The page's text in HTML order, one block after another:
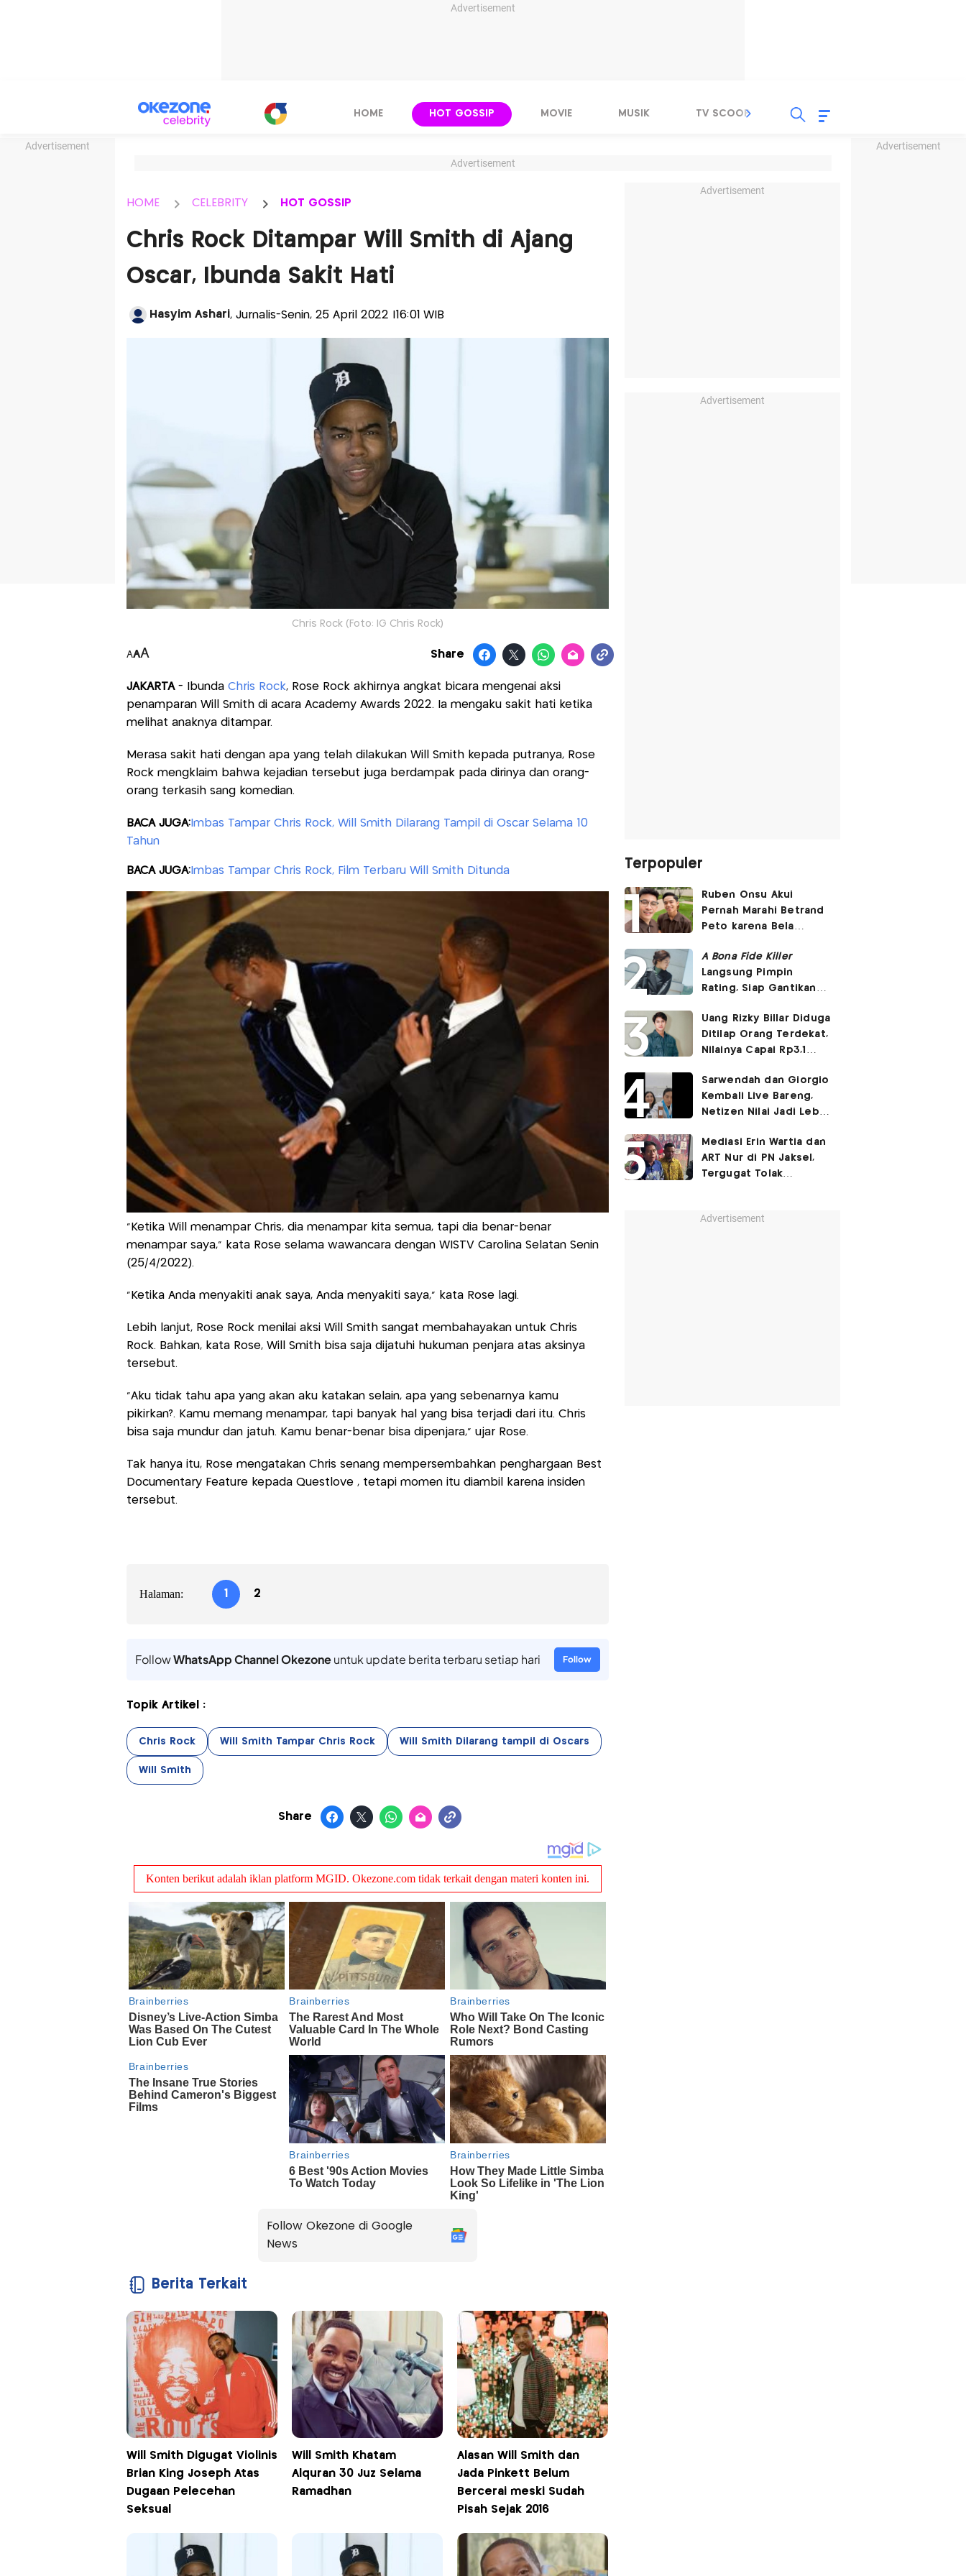
Advertisement
Advertisement Advertisement
HOME HOT GOSSIP MOVIE MUSIK TV SCOOP LIRIK
Advertisement
HOME CELEBRITY HOT GOSSIP
Chris Rock Ditampar Will Smith di Ajang
Oscar, Ibunda Sakit Hati
Hasyim Ashari, Jurnalis-Senin, 25 April 2022 |16:01 WIB
Chris Rock (Foto: IG Chris Rock)
AAA Share
JAKARTA- Ibunda Chris Rock, Rose Rock akhirnya angkat bicara mengenai aksi
penamparan Will Smith di acara Academy Awards 2022. Ia mengaku sakit hati ketika
melihat anaknya ditampar.
Merasa sakit hati dengan apa yang telah dilakukan Will Smith kepada putranya, Rose
Rock mengklaim bahwa kejadian tersebut juga berdampak pada dirinya dan orang-
orang terkasih sang komedian.
BACA JUGA:Imbas Tampar Chris Rock, Will Smith Dilarang Tampil di Oscar Selama 10
Tahun
BACA JUGA:Imbas Tampar Chris Rock, Film Terbaru Will Smith Ditunda
"Ketika Will menampar Chris, dia menampar kita semua, tapi dia benar-benar
menampar saya," kata Rose selama wawancara dengan WISTV Carolina Selatan Senin
(25/4/2022).
"Ketika Anda menyakiti anak saya, Anda menyakiti saya," kata Rose lagi.
Lebih lanjut, Rose Rock menilai aksi Will Smith sangat membahayakan untuk Chris
Rock. Bahkan, kata Rose, Will Smith bisa saja dijatuhi hukuman penjara atas aksinya
tersebut.
"Aku tidak tahu apa yang akan aku katakan selain, apa yang sebenarnya kamu
pikirkan?. Kamu memang menampar, tapi banyak hal yang bisa terjadi dari itu. Chris
bisa saja mundur dan jatuh. Kamu benar-benar bisa dipenjara," ujar Rose.
Tak hanya itu, Rose mengatakan Chris senang mempersembahkan penghargaan Best
Documentary Feature kepada Questlove , tetapi momen itu diambil karena insiden
tersebut.
Halaman: 1 2
FollowWhatsApp Channel Okezoneuntuk update berita terbaru setiap hari Follow
Topik Artikel :
Chris Rock Will Smith Tampar Chris Rock Will Smith Dilarang tampil di Oscars
Will Smith
Share
Follow Okezone di Google
News
Berita Terkait
Will Smith Digugat Violinis
Brian King Joseph Atas
Dugaan Pelecehan
Seksual
Will Smith Khatam
Alquran 30 Juz Selama
Ramadhan
Alasan Will Smith dan
Jada Pinkett Belum
Bercerai meski Sudah
Pisah Sejak 2016
Advertisement
Advertisement
Terpopuler
Ruben Onsu Akui
Pernah Marahi Betrand
Peto karena Bela
A Bona Fide Killer
Langsung Pimpin
Rating, Siap Gantikan
Uang Rizky Billar Diduga
Ditilap Orang Terdekat,
Nilainya Capai Rp3,1
Sarwendah dan Giorgio
Kembali Live Bareng,
Netizen Nilai Jadi Lebih
Mediasi Erin Wartia dan
ART Nur di PN Jaksel,
Tergugat Tolak
Advertisement